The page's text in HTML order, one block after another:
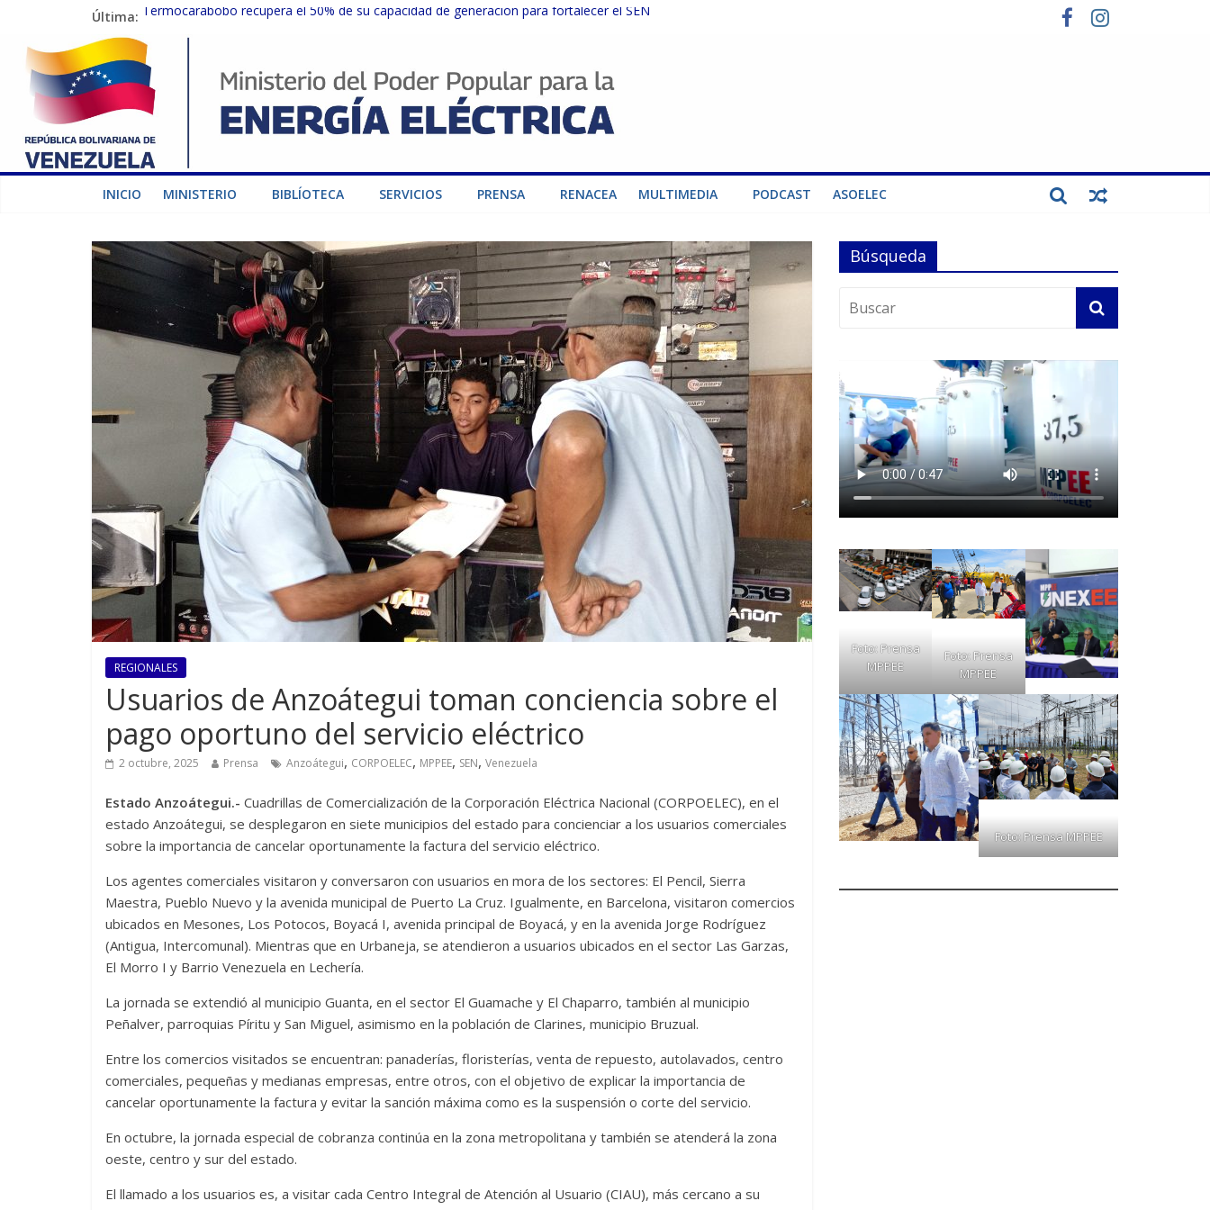
Última: Termocarabobo recupera el 50% de su capacidad de generación para fortalecer el SEN
MPPEE avanza en la recuperación de infraestructuras eléctricas afectadas por los sismos
Gobierno Nacional coordina acciones con el sector privado para fortalecer el SEN ante el «Súper Niño»
Inspeccionan trabajos de rehabilitación en instalaciones del SEN en Carabobo
Gobierno Nacional activa plan preventivo para fortalecer el SEN ante el fenómeno de El Niño
INICIO MINISTERIO BIBLÍOTECA SERVICIOS PRENSA RENACEA MULTIMEDIA PODCAST ASOELEC
REGIONALES
Usuarios de Anzoátegui toman conciencia sobre el
pago oportuno del servicio eléctrico
2 octubre, 2025 Prensa Anzoátegui, CORPOELEC, MPPEE, SEN, Venezuela
Estado Anzoátegui.- Cuadrillas de Comercialización de la Corporación Eléctrica Nacional (CORPOELEC), en el
estado Anzoátegui, se desplegaron en siete municipios del estado para concienciar a los usuarios comerciales
sobre la importancia de cancelar oportunamente la factura del servicio eléctrico.
Los agentes comerciales visitaron y conversaron con usuarios en mora de los sectores: El Pencil, Sierra
Maestra, Pueblo Nuevo y la avenida municipal de Puerto La Cruz. Igualmente, en Barcelona, visitaron comercios
ubicados en Mesones, Los Potocos, Boyacá I, avenida principal de Boyacá, y en la avenida Jorge Rodríguez
(Antigua, Intercomunal). Mientras que en Urbaneja, se atendieron a usuarios ubicados en el sector Las Garzas,
El Morro I y Barrio Venezuela en Lechería.
La jornada se extendió al municipio Guanta, en el sector El Guamache y El Chaparro, también al municipio
Peñalver, parroquias Píritu y San Miguel, asimismo en la población de Clarines, municipio Bruzual.
Entre los comercios visitados se encuentran: panaderías, floristerías, venta de repuesto, autolavados, centro
comerciales, pequeñas y medianas empresas, entre otros, con el objetivo de explicar la importancia de
cancelar oportunamente la factura y evitar la sanción máxima como es la suspensión o corte del servicio.
En octubre, la jornada especial de cobranza continúa en la zona metropolitana y también se atenderá la zona
oeste, centro y sur del estado.
El llamado a los usuarios es, a visitar cada Centro Integral de Atención al Usuario (CIAU), más cercano a su
Búsqueda
Foto: Prensa
MPPEE
Foto: Prensa
MPPEE
Foto: Prensa MPPEE